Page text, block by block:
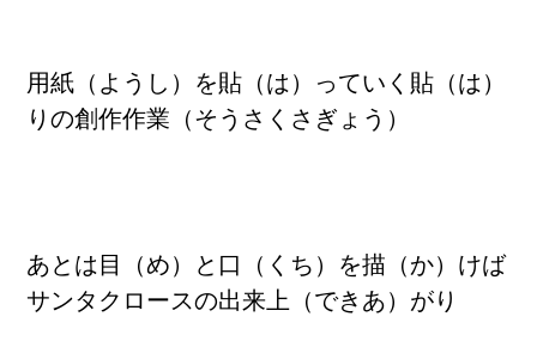
用紙（ようし）を貼（は）っていく 貼（は）
りの創作作業（そうさくさぎょう）
あとは目（め）と 口（くち）を描（か）けば
サンタクロースの出来上（できあ）がり